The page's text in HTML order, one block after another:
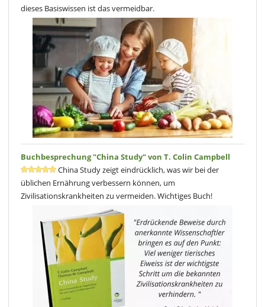
dieses Basiswissen ist das vermeidbar.
Buchbesprechung "China Study" von T. Colin Campbell
China Study zeigt eindrücklich, was wir bei der
üblichen Ernährung verbessern können, um
Zivilisationskrankheiten zu vermeiden. Wichtiges Buch!